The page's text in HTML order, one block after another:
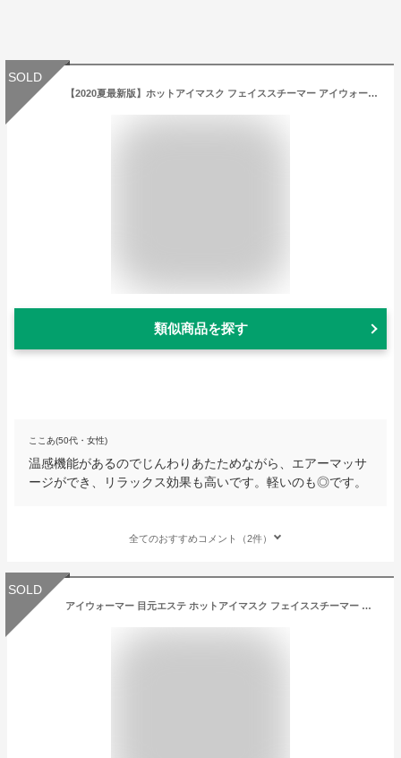
SOLD
【2020夏最新版】ホットアイマスク フェイススチーマー アイウォーマー 目元美顔器 温度調節 音楽 USB 充電式 180°折りたたみ 日本語説明書 1年メーカ保障 正規品（白色）
類似商品を探す
ここあ(50代・女性)
温感機能があるのでじんわりあたためながら、エアーマッサ
ージができ、リラックス効果も高いです。軽いのも◎です。
全てのおすすめコメント（2件）
SOLD
アイウォーマー 目元エステ ホットアイマスク フェイススチーマー 目元マッサージャー 目元美顔器 温度調節 USB充電式 折りたたみ式